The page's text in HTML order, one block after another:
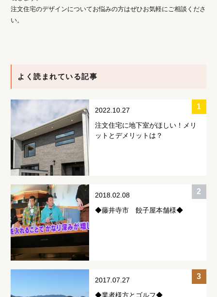
注文住宅のデザインについてお悩みの方はぜひお気軽にご相談くださ
い。
よく読まれている記事
2022.10.27
注文住宅に地下室がほしい！メリ
ットとデメリットは？
2018.02.08
◆藤井寺市 餃子屋本舗様◆
2017.07.27
◆業者様方とゴルフ◆